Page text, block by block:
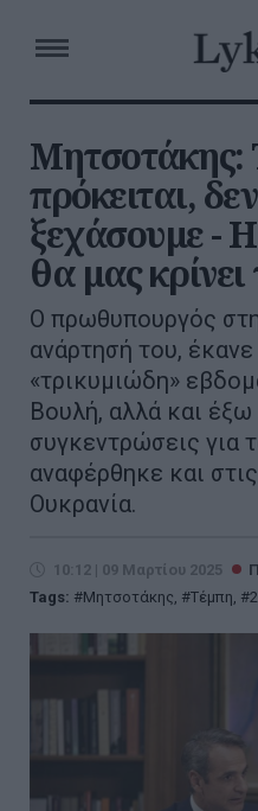
Μητσοτάκης:
πρόκειται,
ξεχάσουμε -
θα μας κρίνει
Ο πρωθυπουργός
ανάρτησή του, έκανε
«τρικυμιώδη»
Βουλή, αλλά και έξω
συγκεντρώσεις για
αναφέρθηκε και
Ουκρανία.
10:12 | 09 Μαρτίου 2025
Tags:
Μητσοτάκης, Τέμπη,